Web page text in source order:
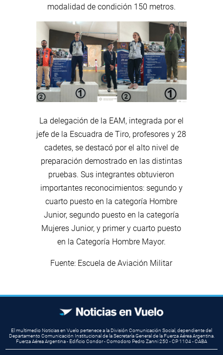
modalidad de condición 150 metros.
La delegación de la EAM, integrada por el
jefe de la Escuadra de Tiro, profesores y 28
cadetes, se destacó por el alto nivel de
preparación demostrado en las distintas
pruebas. Sus integrantes obtuvieron
importantes reconocimientos: segundo y
cuarto puesto en la categoría Hombre
Junior, segundo puesto en la categoría
Mujeres Junior, y primer y cuarto puesto
en la Categoría Hombre Mayor.
Fuente: Escuela de Aviación Militar
El multimedio Noticias en Vuelo pertenece a la División Comunicación Social, dependiente del
Departamento Comunicación Institucional de la Secretaría General de la Fuerza Aérea Argentina.
Fuerza Aérea Argentina - Edificio Condor - Comodoro Pedro Zanni 250 - CP 1104 - CABA